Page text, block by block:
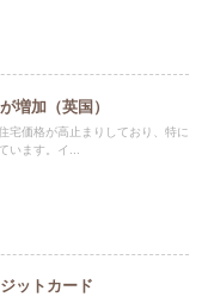
増加（英国）
宅価格が高止まりしており、特に
います。イ...
ットカード